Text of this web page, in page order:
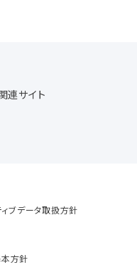
連サイト
ブデータ取扱方針
本方針